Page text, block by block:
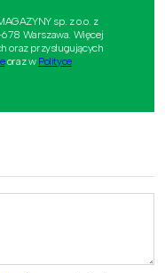
sp. z o.o. z
Warszawa. Więcej
oraz przysługujących
oraz w Polityce